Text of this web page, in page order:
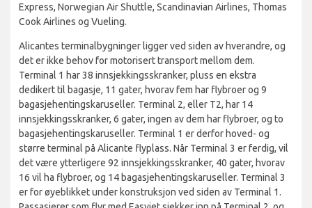
Express, Norwegian Air Shuttle, Scandinavian Airlines, Thomas
Cook Airlines og Vueling.
Alicantes terminalbygninger ligger ved siden av hverandre, og
det er ikke behov for motorisert transport mellom dem.
Terminal 1 har 38 innsjekkingsskranker, pluss en ekstra
dedikert til bagasje, 11 gater, hvorav fem har flybroer og 9
bagasjehentingskaruseller. Terminal 2, eller T2, har 14
innsjekkingsskranker, 6 gater, ingen av dem har flybroer, og to
bagasjehentingskaruseller. Terminal 1 er derfor hoved- og
større terminal på Alicante flyplass. Når Terminal 3 er ferdig, vil
det være ytterligere 92 innsjekkingsskranker, 40 gater, hvorav
16 vil ha flybroer, og 14 bagasjehentingskaruseller. Terminal 3
er for øyeblikket under konstruksjon ved siden av Terminal 1.